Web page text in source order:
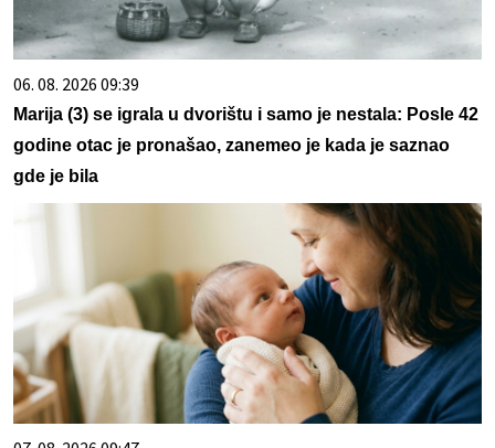
06. 08. 2026 09:39
Marija (3) se igrala u dvorištu i samo je nestala: Posle 42
godine otac je pronašao, zanemeo je kada je saznao
gde je bila